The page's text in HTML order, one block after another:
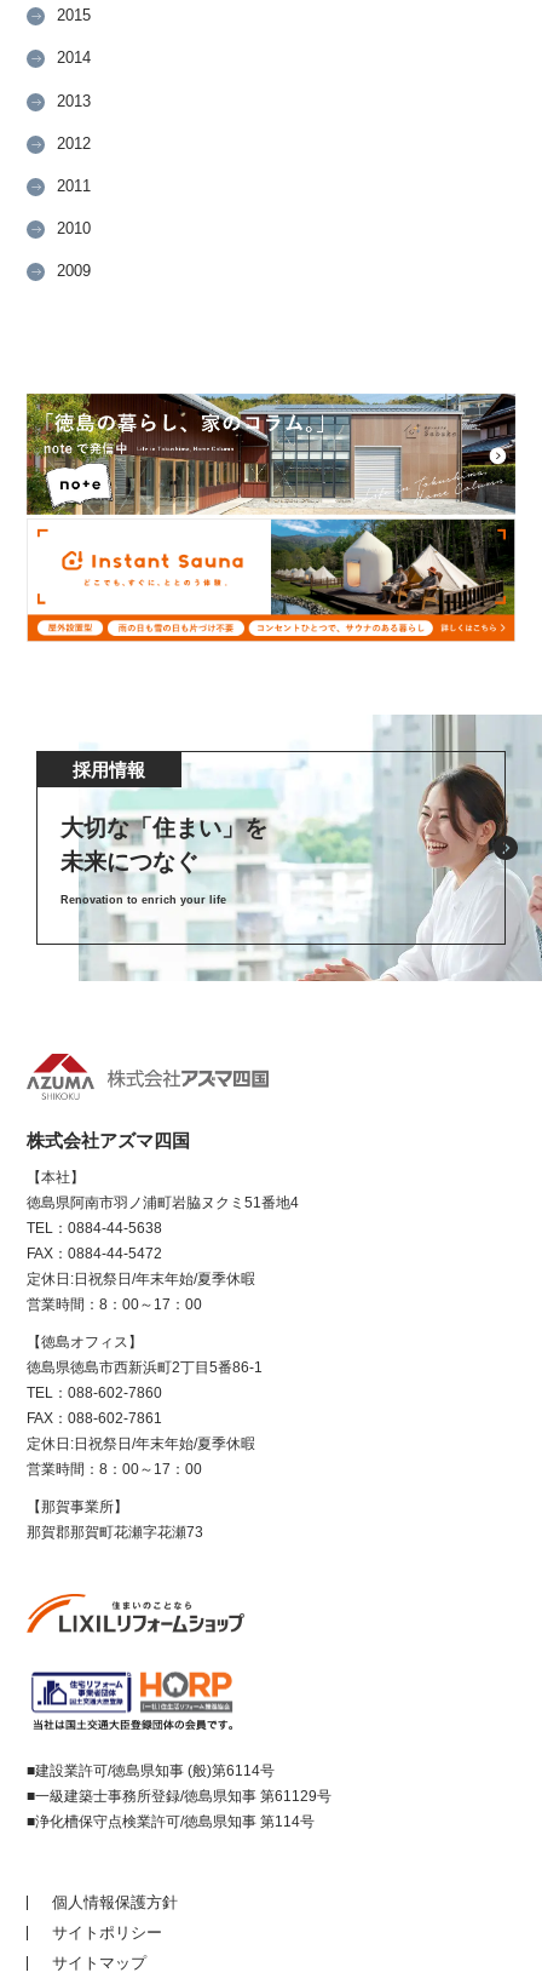
2015
2014
2013
2012
2011
2010
2009
採用情報
大切な「住まい」を
未来につなぐ
Renovation to enrich your life
株式会社アズマ四国
【本社】
徳島県阿南市羽ノ浦町岩脇ヌクミ51番地4
TEL：0884-44-5638
FAX：0884-44-5472
定休日:日祝祭日/年末年始/夏季休暇
営業時間：8：00～17：00
【徳島オフィス】
徳島県徳島市西新浜町2丁目5番86-1
TEL：088-602-7860
FAX：088-602-7861
定休日:日祝祭日/年末年始/夏季休暇
営業時間：8：00～17：00
【那賀事業所】
那賀郡那賀町花瀬字花瀬73
■建設業許可/徳島県知事 (般)第6114号
■一級建築士事務所登録/徳島県知事 第61129号
■浄化槽保守点検業許可/徳島県知事 第114号
個人情報保護方針
サイトポリシー
サイトマップ